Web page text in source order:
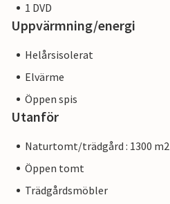
1 DVD
Uppvärmning/energi
Helårsisolerat
Elvärme
Öppen spis
Utanför
Naturtomt/trädgård : 1300 m2
Öppen tomt
Trädgårdsmöbler